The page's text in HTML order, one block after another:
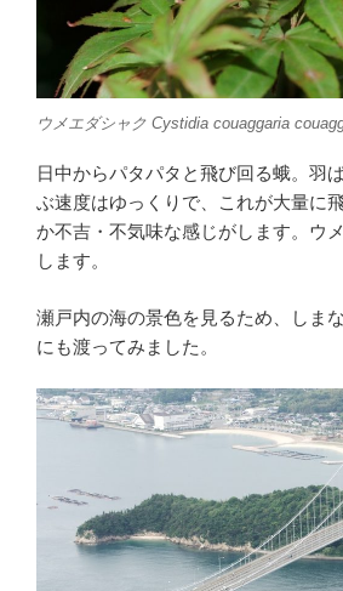
ウメエダシャク Cystidia couaggaria
日中からパタパタと飛び回る蛾。羽
ぶ速度はゆっくりで、これが大量に
か不吉・不気味な感じがします。ウ
します。
瀬戸内の海の景色を見るため、しま
にも渡ってみました。